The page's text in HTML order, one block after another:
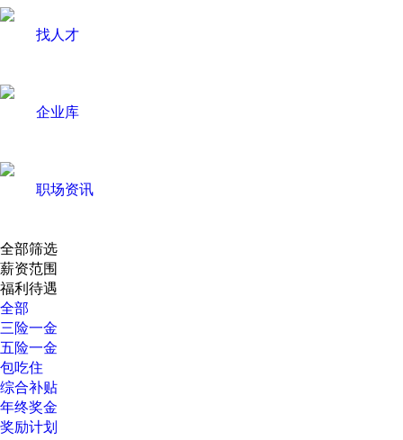
找人才
企业库
职场资讯
全部筛选
薪资范围
福利待遇
全部
三险一金
五险一金
包吃住
综合补贴
年终奖金
奖励计划